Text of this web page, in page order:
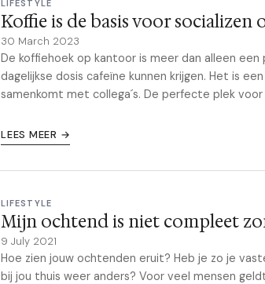
LIFESTYLE
Koffie is de basis voor
30 March 2023
De koffiehoek op kantoor is meer dan alleen een
dagelijkse dosis cafeïne kunnen krijgen. Het is
samenkomt met collega´s. De perfecte plek voor
LEES MEER →
LIFESTYLE
Mijn ochtend is niet compleet
9 July 2021
Hoe zien jouw ochtenden eruit? Heb je zo je
bij jou thuis weer anders? Voor veel mensen